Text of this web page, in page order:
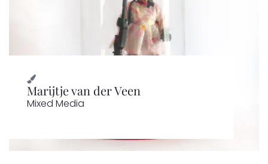
Marijtje van der Veen
Mixed Media